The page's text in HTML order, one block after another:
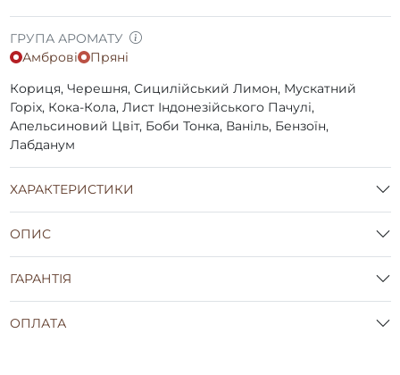
ГРУПА АРОМАТУ
Амброві
Пряні
Кориця, Черешня, Сицилійський Лимон, Мускатний
Горіх, Кока-Кола, Лист Індонезійського Пачулі,
Апельсиновий Цвіт, Боби Тонка, Ваніль, Бензоїн,
Лабданум
ХАРАКТЕРИСТИКИ
ОПИС
ГАРАНТІЯ
ОПЛАТА